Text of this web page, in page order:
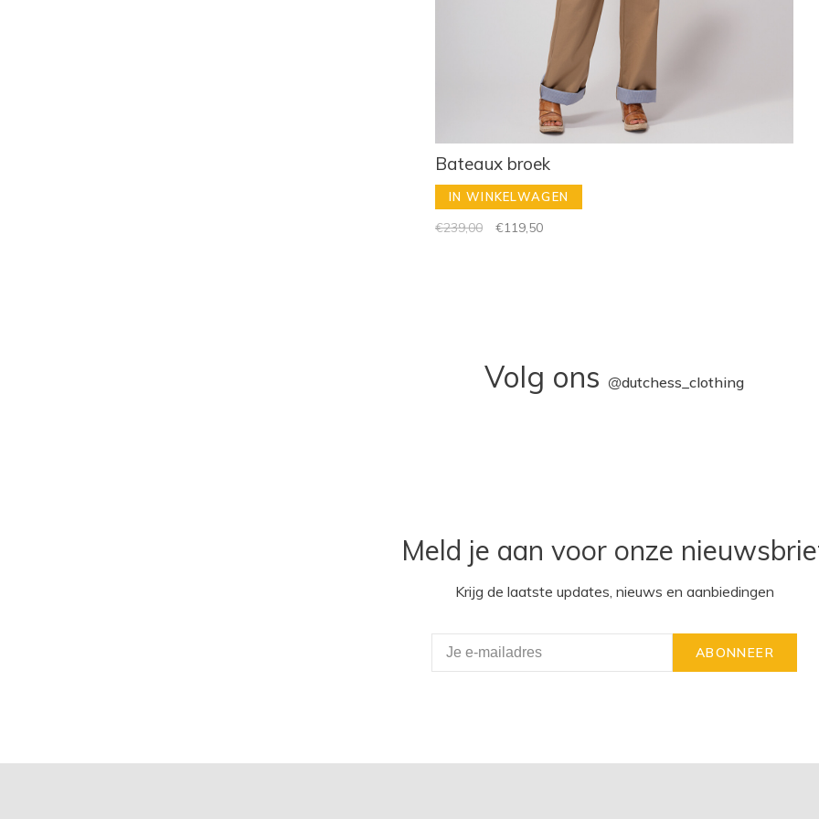
Bateaux broek
IN WINKELWAGEN
€239,00 €119,50
Volg ons @dutchess_clothing
Meld je aan voor onze
Krijg de laatste updates, nieuws en aanbiedingen
ABONNEER